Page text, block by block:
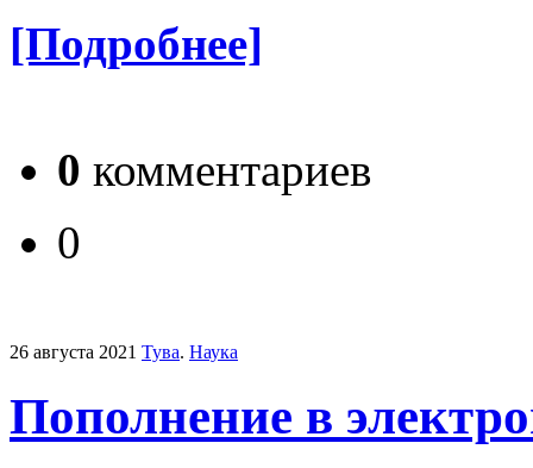
[Подробнее]
0 комментариев
0
26 августа 2021 Тува. Наука
Пополнение в